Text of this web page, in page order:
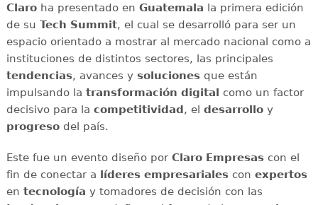
Claroha presentado en Guatemala la primera edición
de su Tech Summit, el cual se desarrolló para ser un
espacio orientado a mostrar al mercado nacional como a
instituciones de distintos sectores, las principales
tendencias, avances y solucionesque están
impulsando la transformación digital como un factor
decisivo para la competitividad, el desarrolloy
progresodel país.
Este fue un evento diseño por Claro Empresascon el
fin de conectar a líderes empresarialescon expertos
en tecnología y tomadores de decisión con las